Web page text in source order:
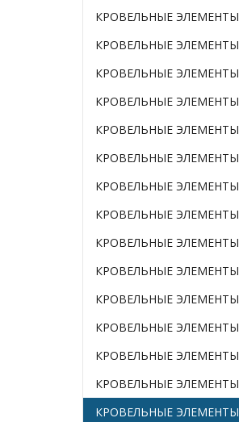
КРОВЕЛЬНЫЕ ЭЛЕМЕНТЫ
КРОВЕЛЬНЫЕ ЭЛЕМЕНТЫ
КРОВЕЛЬНЫЕ ЭЛЕМЕНТЫ
КРОВЕЛЬНЫЕ ЭЛЕМЕНТЫ
КРОВЕЛЬНЫЕ ЭЛЕМЕНТЫ
КРОВЕЛЬНЫЕ ЭЛЕМЕНТЫ
КРОВЕЛЬНЫЕ ЭЛЕМЕНТЫ
КРОВЕЛЬНЫЕ ЭЛЕМЕНТЫ
КРОВЕЛЬНЫЕ ЭЛЕМЕНТЫ
КРОВЕЛЬНЫЕ ЭЛЕМЕНТЫ
КРОВЕЛЬНЫЕ ЭЛЕМЕНТЫ
КРОВЕЛЬНЫЕ ЭЛЕМЕНТЫ
КРОВЕЛЬНЫЕ ЭЛЕМЕНТЫ
КРОВЕЛЬНЫЕ ЭЛЕМЕНТЫ
КРОВЕЛЬНЫЕ ЭЛЕМЕНТЫ